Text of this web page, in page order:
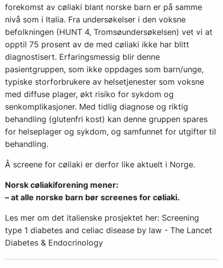
forekomst av cøliaki blant norske barn er på samme
nivå som i Italia. Fra undersøkelser i den voksne
befolkningen (HUNT 4, Tromsøundersøkelsen) vet vi at
opptil 75 prosent av de med cøliaki ikke har blitt
diagnostisert. Erfaringsmessig blir denne
pasientgruppen, som ikke oppdages som barn/unge,
typiske storforbrukere av helsetjenester som voksne
med diffuse plager, økt risiko for sykdom og
senkomplikasjoner. Med tidlig diagnose og riktig
behandling (glutenfri kost) kan denne gruppen spares
for helseplager og sykdom, og samfunnet for utgifter til
behandling.
Å screene for cøliaki er derfor like aktuelt i Norge.
Norsk cøliakiforening mener:
– at alle norske barn bør screenes for cøliaki.
Les mer om det italienske prosjektet her: Screening
type 1 diabetes and celiac disease by law - The Lancet
Diabetes & Endocrinology